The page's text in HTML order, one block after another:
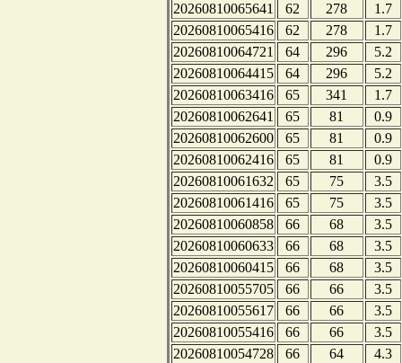
20260810065641
62 278
1.7
20260810065416
62 278
1.7
20260810064721
64 296
5.2
20260810064415
64 296
5.2
20260810063416
65 341
1.7
20260810062641
65 81
0.9
20260810062600
65 81
0.9
20260810062416
65 81
0.9
20260810061632
65 75
3.5
20260810061416
65 75
3.5
20260810060858
66 68
3.5
20260810060633
66 68
3.5
20260810060415
66 68
3.5
20260810055705
66 66
3.5
20260810055617
66 66
3.5
20260810055416
66 66
3.5
20260810054728
66 64
4.3